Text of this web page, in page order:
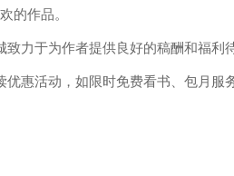
的作品。
力于为作者提供良好的稿酬和福利
惠活动，如限时免费看书、包月服